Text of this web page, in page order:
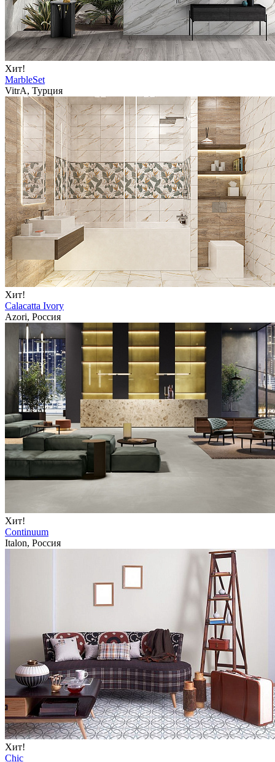
Хит!
MarbleSet
VitrA, Турция
Хит!
Calacatta Ivory
Azori, Россия
Хит!
Continuum
Italon, Россия
Хит!
Chic